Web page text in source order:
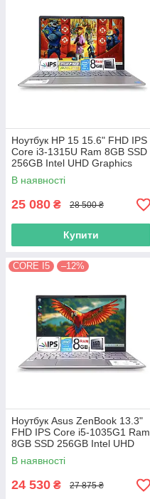
Ноутбук HP 15 15.6" FHD IPS
Сore i3-1315U Ram 8GB SSD
256GB Intel UHD Graphics
В наявності
25 080 ₴ 28 500 ₴
Купити
CORE I5 –12%
Ноутбук Asus ZenBook 13.3"
FHD IPS Core i5-1035G1 Ram
8GB SSD 256GB Intel UHD
Graphics
В наявності
24 530 ₴ 27 875 ₴